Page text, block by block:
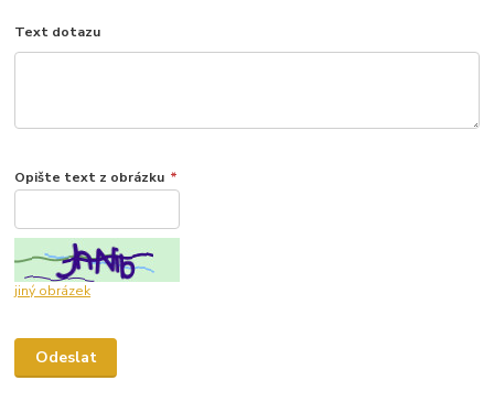
Text dotazu
Opište text z obrázku *
jiný obrázek